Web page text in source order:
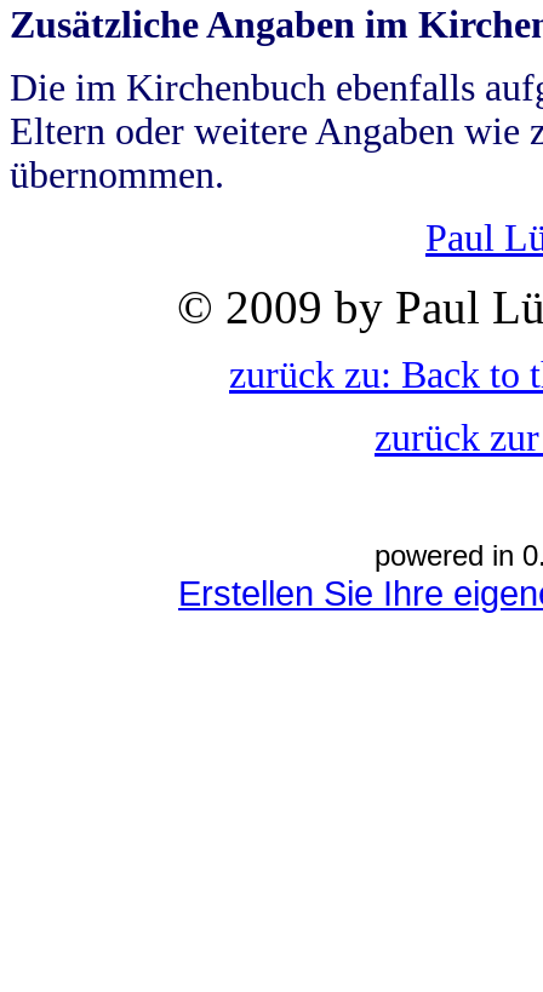
Zusätzliche Angaben im
Die im Kirchenbuch ebenfalls
Eltern oder weitere Angaben wie
übernommen.
Paul
© 2009 by Paul
zurück zu: Back to
zurück
powered in
Erstellen Sie Ihre